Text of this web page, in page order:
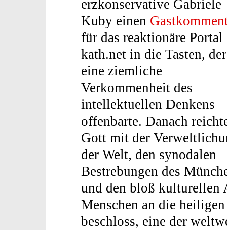
erzkonservative Gabriele
Kuby einen
für das reaktionäre Portal
kath.net in die Tasten, der
eine ziemliche
Verkommenheit des
intellektuellen Denkens
offenbarte. Danach
Gott mit der
der Welt, den synodalen
Bestrebungen des
und den bloß kulturellen
Menschen an die
beschloss, eine der